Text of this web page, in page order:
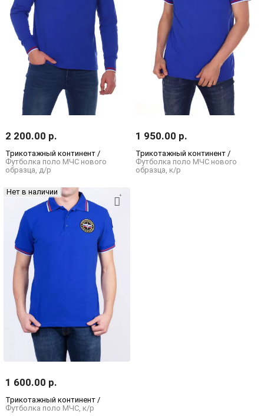
Трикотажный континент /
Футболка поло МЧС нового
образца, д/р
2 200.00 р.
Трикотажный континент /
Футболка поло МЧС нового
образца, к/р
1 950.00 р.
Нет в наличии
Трикотажный континент /
Футболка поло МЧС, к/р
1 600.00 р.